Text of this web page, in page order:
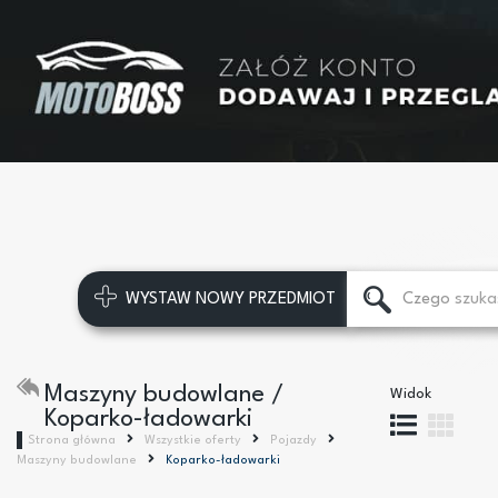
WYSTAW NOWY PRZEDMIOT
Maszyny budowlane /
Koparko-ładowarki
Strona główna Wszystkie oferty
Pojazdy
Maszyny budowlane
Koparko-ładowarki
Widok